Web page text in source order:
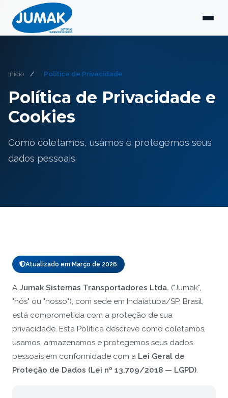
Início / Política de Privacidade
Política de Privacidade e
Cookies
Como coletamos, usamos e protegemos seus
dados pessoais
Atualizado em Março de 2026
A Jumak Sistemas Transportadores Ltda. ("Jumak",
"nós" ou "nosso"), com sede em Indaiatuba/SP, Brasil,
está comprometida com a proteção de sua
privacidade. Esta Política descreve como coletamos,
usamos, armazenamos e protegemos seus dados
pessoais em conformidade com a Lei Geral de
Proteção de Dados (Lei nº 13.709/2018 — LGPD).